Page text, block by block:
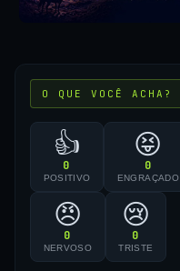
O QUE VOCÊ ACHA?
👍
0
POSITIVO
😝
0
ENGRAÇADO
😠
0
NERVOSO
😢
0
TRISTE